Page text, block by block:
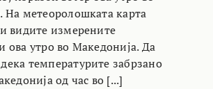
На метеоролошката карта
видите измерените
ова утро во Македонија. Да
температурите забрзано
од час во [...]